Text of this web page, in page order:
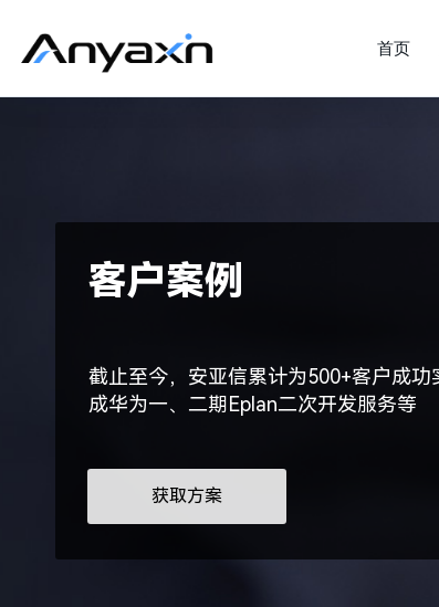
客户案例
截止至今，安亚信累计为500+客户成功
成华为一、二期Eplan二次开发服务等
获取方案
首页